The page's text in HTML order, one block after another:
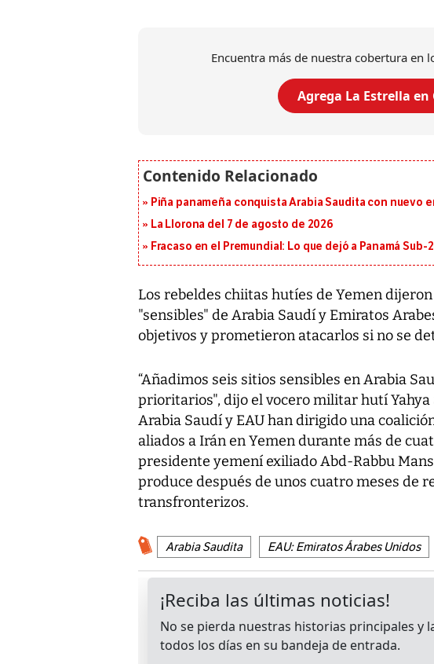
Encuentra más de nuestra cobertura en
Agrega La Estrella en
Piña panameña conquista Arabia Saudita con nuevo
La Llorona del 7 de agosto de 2026
Fracaso en el Premundial: Lo que dejó a Panamá
Los rebeldes chiitas hutíes de Yemen
"sensibles" de Arabia Saudí y Emiratos
objetivos y prometieron atacarlos si no se
“Añadimos seis sitios sensibles en Arabia
prioritarios", dijo el vocero militar hutí
Arabia Saudí y EAU han dirigido una
aliados a Irán en Yemen durante más de
presidente yemení exiliado Abd-Rabbu
produce después de unos cuatro meses de
transfronterizos.
Arabia Saudita EAU: Emiratos Árabes Unidos